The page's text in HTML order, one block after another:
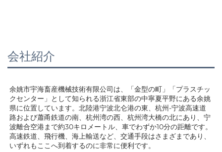
会社紹介
余姚市宇海畜産機械技術有限公司は、「金型の町」「プラスチッ
クセンター」として知られる浙江省東部の中寧夏平野にある余姚
県に位置しています。北陸港宁波北仑港の東、杭州-宁波高速道
路および蕭甬鉄道の南、杭州湾の西、杭州湾大橋の北にあり、宁
波離合空港まで約30キロメートル、車でわずか10分の距離です。
高速鉄道、飛行機、海上輸送など、交通手段はさまざまであり、
いずれもここへ到着するのに非常に便利です。